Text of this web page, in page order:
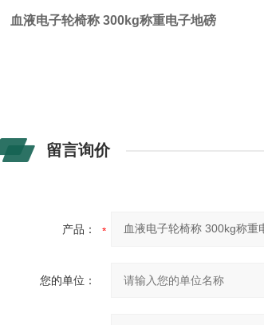
血液电子轮椅称 300kg称重电子地磅
留言询价
产品：
您的单位：